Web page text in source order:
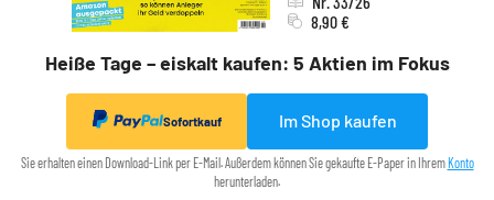
Heiße Tage – eiskalt kaufen: 5 Aktien im Fokus
8,90 €
Sofortkauf Im Shop kaufen
Sie erhalten einen Download-Link per E-Mail. Außerdem können Sie gekaufte E-Paper in IhremKonto
herunterladen.